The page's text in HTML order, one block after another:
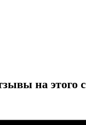
на этого